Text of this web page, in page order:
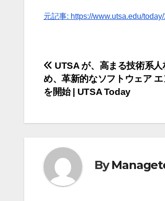
元記事: https://www.utsa.edu/
投
稿
ビ
ゲ
ー
シ
UTSA が、高まる技術系
め、革新的なソフトウェア
を開始 | UTSA Today
By